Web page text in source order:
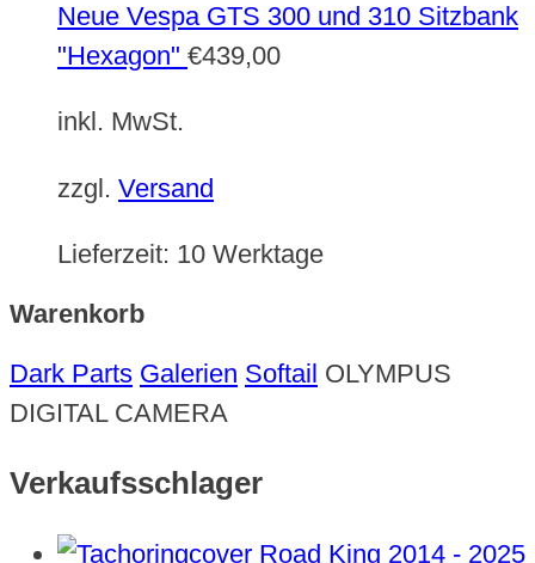
Neue Vespa GTS 300 und 310 Sitzbank
"Hexagon" €439,00
inkl. MwSt.
zzgl. Versand
Lieferzeit: 10 Werktage
Warenkorb
Dark Parts Galerien Softail OLYMPUS
DIGITAL CAMERA
Verkaufsschlager